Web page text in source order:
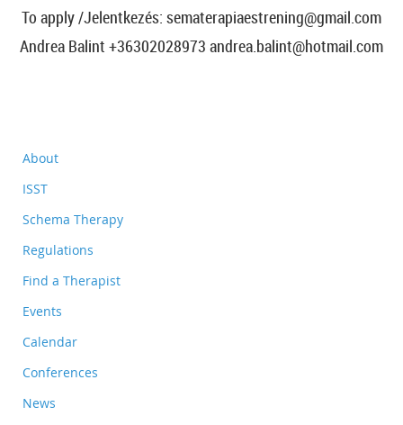
To apply /Jelentkezés: sematerapiaestrening@gmail.com
Andrea Balint +36302028973 andrea.balint@hotmail.com
About
ISST
Schema Therapy
Regulations
Find a Therapist
Events
Calendar
Conferences
News